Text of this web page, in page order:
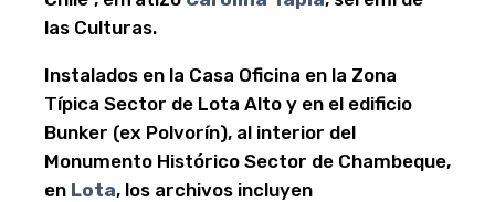
las Culturas.
Instalados en la Casa Oficina en la Zona
Típica Sector de Lota Alto y en el edificio
Bunker (ex Polvorín), al interior del
Monumento Histórico Sector de Chambeque,
en Lota, los archivos incluyen